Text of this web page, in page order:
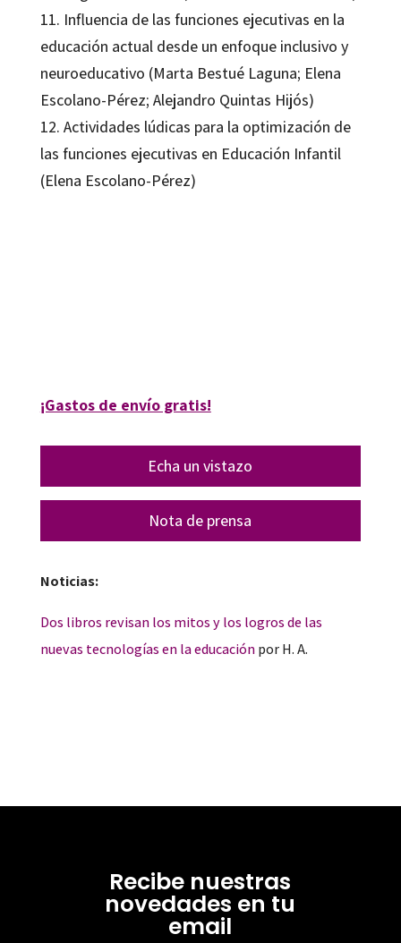
11. Influencia de las funciones ejecutivas en la
educación actual desde un enfoque inclusivo y
neuroeducativo (Marta Bestué Laguna; Elena
Escolano-Pérez; Alejandro Quintas Hijós)
12. Actividades lúdicas para la optimización de
las funciones ejecutivas en Educación Infantil
(Elena Escolano-Pérez)
¡Gastos de envío gratis!
Echa un vistazo
Nota de prensa
Noticias:
Dos libros revisan los mitos y los logros de las
nuevas tecnologías en la educaciónpor H. A.
Recibe nuestras
novedades en tu
email